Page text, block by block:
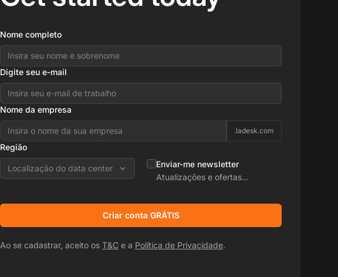
Nome completo
Digite seu e-mail
Nome da empresa
.ladesk.com
Região
Localização do data center
Enviar-me newsletter
Atualizações e ofertas
Criar conta GRÁTIS
Ao se cadastrar, aceito os T&C e a Política de Privacidade.